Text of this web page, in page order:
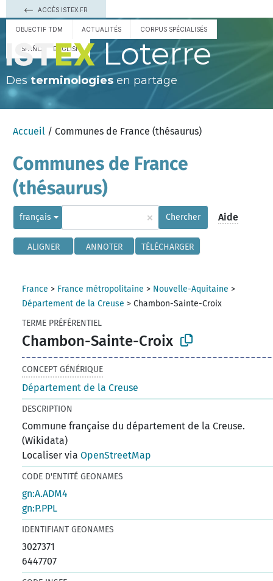
ACCÈS ISTEX.FR
OBJECTIF TDM ACTUALITÉS CORPUS SPÉCIALISÉS
ESPAÑOL ENGLISH Loterre
Des terminologies en partage
Accueil / Communes de France (thésaurus)
Communes de France
(thésaurus)
français × Chercher Aide
ALIGNER ANNOTER TÉLÉCHARGER
France > France métropolitaine > Nouvelle-Aquitaine >
Département de la Creuse >Chambon-Sainte-Croix
TERME PRÉFÉRENTIEL
Chambon-Sainte-Croix
CONCEPT GÉNÉRIQUE
Département de la Creuse
DESCRIPTION
Commune française du département de la Creuse.
(Wikidata)
Localiser viaOpenStreetMap
CODE D'ENTITÉ GEONAMES
gn:A.ADM4
gn:P.PPL
IDENTIFIANT GEONAMES
3027371
6447707